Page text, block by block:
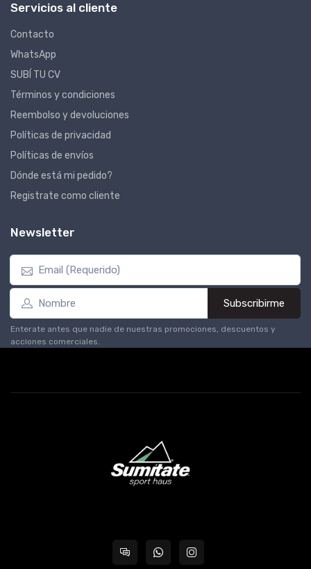
Servicios al cliente
Contacto
WhatsApp
SUBÍ TU CV
Términos y condiciones
Reembolso y devoluciones
Políticas de privacidad
Políticas de envíos
Dónde está mi pedido?
Registrate como cliente
Newsletter
Subscribirme
Enterate antes que nadie de nuestras promociones, descuentos y
acciones comerciales.